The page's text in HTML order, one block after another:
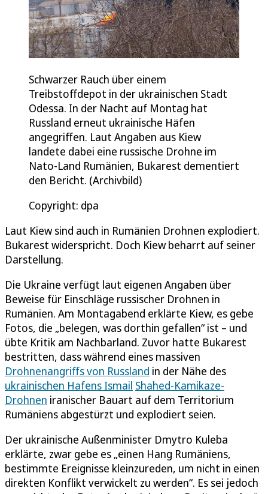
Schwarzer Rauch über einem
Treibstoffdepot in der ukrainischen Stadt
Odessa. In der Nacht auf Montag hat
Russland erneut ukrainische Häfen
angegriffen. Laut Angaben aus Kiew
landete dabei eine russische Drohne im
Nato-Land Rumänien, Bukarest dementiert
den Bericht. (Archivbild)
Copyright: dpa
Laut Kiew sind auch in Rumänien Drohnen explodiert.
Bukarest widerspricht. Doch Kiew beharrt auf seiner
Darstellung.
Die Ukraine verfügt laut eigenen Angaben über
Beweise für Einschläge russischer Drohnen in
Rumänien. Am Montagabend erklärte Kiew, es gebe
Fotos, die „belegen, was dorthin gefallen“ ist – und
übte Kritik am Nachbarland. Zuvor hatte Bukarest
bestritten, dass während eines massiven
Drohnenangriffs von Russland in der Nähe des
ukrainischen Hafens Ismail Shahed-Kamikaze-
Drohnen iranischer Bauart auf dem Territorium
Rumäniens abgestürzt und explodiert seien.
Der ukrainische Außenminister Dmytro Kuleba
erklärte, zwar gebe es „einen Hang Rumäniens,
bestimmte Ereignisse kleinzureden, um nicht in einen
direkten Konflikt verwickelt zu werden“. Es sei jedoch